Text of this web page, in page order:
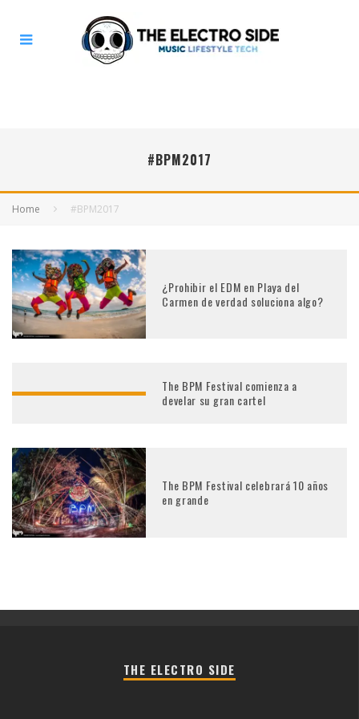
#BPM2017
Home #BPM2017
¿Prohibir el EDM en Playa del
Carmen de verdad soluciona algo?
The BPM Festival comienza a
develar su gran cartel
The BPM Festival celebrará 10 años
en grande
THE ELECTRO SIDE